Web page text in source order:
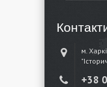
м.
+38